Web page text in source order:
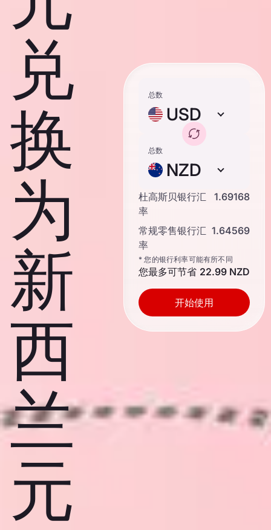
兑
换
为
新
西
兰
元
总数
USD
总数
NZD
杜高斯贝银行汇
率
1.69168
常规零售银行汇
率
1.64569
* 您的银行利率可能有所不同
您最多可节省 22.99 NZD
开始使用